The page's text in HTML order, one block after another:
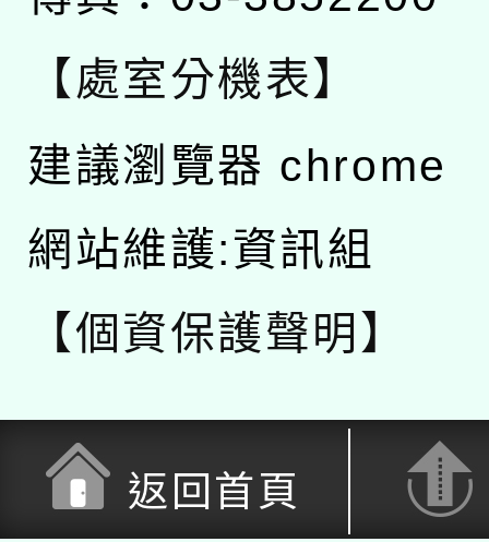
【處室分機表】
建議瀏覽器 chrome
網站維護:資訊組
【個資保護聲明】
返回首頁